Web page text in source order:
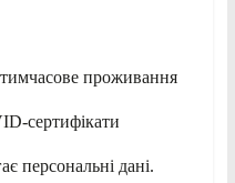
тимчасове проживання
сертифікати
персональні дані.